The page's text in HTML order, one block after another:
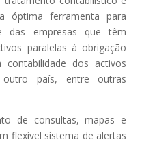
óptima ferramenta para
das empresas que têm
paralelas à obrigação
dos activos
país, entre outras
de consultas, mapas e
flexível sistema de alertas